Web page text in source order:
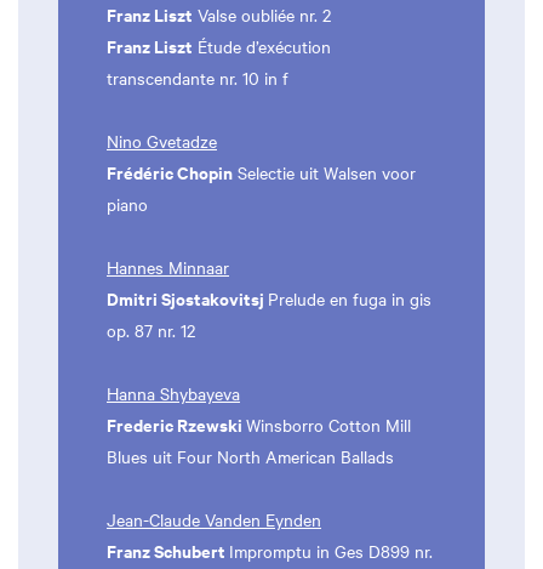
Franz Liszt Valse oubliée nr. 2
Franz Liszt Étude d’exécution
transcendante nr. 10 in f
Nino Gvetadze
Frédéric Chopin Selectie uit Walsen voor
piano
Hannes Minnaar
Dmitri Sjostakovitsj Prelude en fuga in gis
op. 87 nr. 12
Hanna Shybayeva
Frederic Rzewski Winsborro Cotton Mill
Blues uit Four North American Ballads
Jean-Claude Vanden Eynden
Franz Schubert Impromptu in Ges D899 nr.